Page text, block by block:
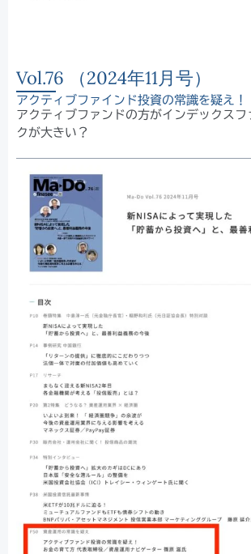
Vol.76 （2024年11月号）
アクティブファインド投資の常識を疑え
アクティブファンドの方がインデックスフ
クが大きい？